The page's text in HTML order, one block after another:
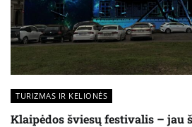
TURIZMAS IR KELIONĖS
Klaipėdos šviesų festivalis – jau